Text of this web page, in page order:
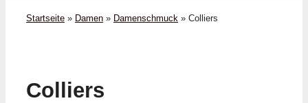
Startseite » Damen » Damenschmuck » Colliers
Colliers